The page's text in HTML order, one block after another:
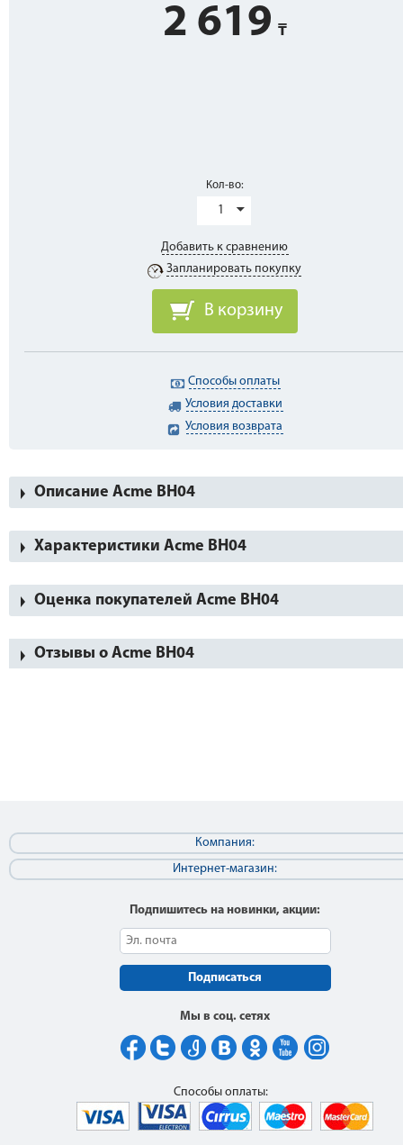
2 619
Кол-во:
1
Добавить к сравнению
Запланировать покупку
В корзину
Способы оплаты
Условия доставки
Условия возврата
Описание Acme BH04
Характеристики Acme BH04
Оценка покупателей Acme BH04
Отзывы о Acme BH04
Компания:
Интернет-магазин:
Подпишитесь на новинки, акции:
Подписаться
Мы в соц. сетях
Способы оплаты: